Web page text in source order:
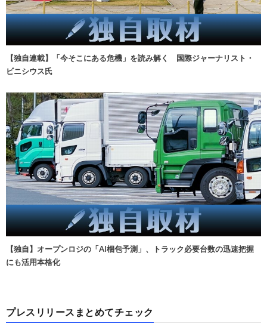
【独自連載】「今そこにある危機」を読み解く 国際ジャーナリスト・
ビニシウス氏
【独自】オープンロジの「AI梱包予測」、トラック必要台数の迅速把握
にも活用本格化
プレスリリースまとめてチェック